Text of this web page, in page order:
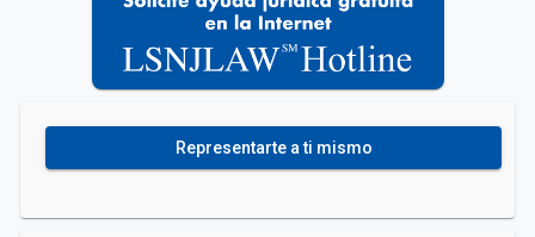
Representarte a ti mismo